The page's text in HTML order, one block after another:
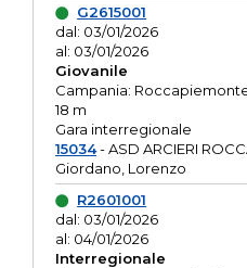
G2615001
dal: 03/01/2026
al: 03/01/2026
Giovanile
Campania:
18 m
Gara interregionale
15034- ASD ARCIERI
Giordano, Lorenzo
R2601001
dal: 03/01/2026
al: 04/01/2026
Interregionale